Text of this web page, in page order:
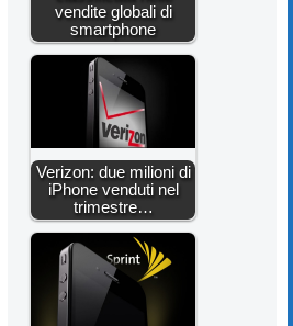
vendite globali di
smartphone
Verizon: due milioni di
iPhone venduti nel
trimestre…